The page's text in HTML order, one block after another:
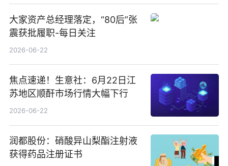
大家资产总经理落定，“80后”张
震获批履职-每日关注
2026-06-22
焦点速递！生意社：6月22日江
苏地区顺酐市场行情大幅下行
2026-06-22
润都股份：硝酸异山梨酯注射液
获得药品注册证书